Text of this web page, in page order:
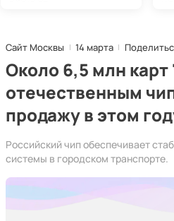
Сайт Москвы 14 марта
Около 6,5 млн
отечественным
продажу в этом
Российский чип обеспечивает
системы в городском транспорте.